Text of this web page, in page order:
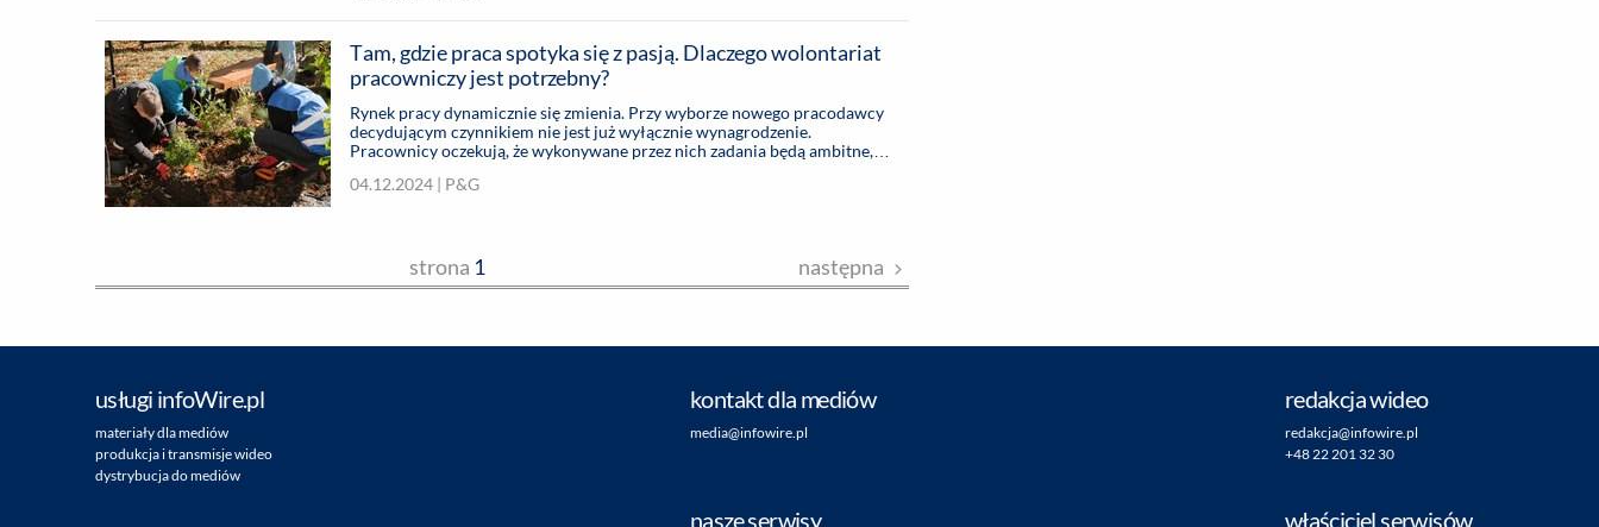
Pampers na świecie poznają najnowsze technologie. To także nowoczesne
Tam, gdzie praca spotyka się z pasją. Dlaczego wolontariat
pracowniczy jest potrzebny?
Rynek pracy dynamicznie się zmienia. Przy wyborze nowego pracodawcy
decydującym czynnikiem nie jest już wyłącznie wynagrodzenie.
Pracownicy oczekują, że wykonywane przez nich zadania będą ambitne,
potrzeby może stanowić wolontariat pracowniczy. Jedną z firm, które
04.12.2024 | P&G
strona 1 następna
usługi infoWire.pl
materiały dla mediów
produkcja i transmisje wideo
dystrybucja do mediów
kontakt dla mediów
media@infowire.pl
redakcja wideo
redakcja@infowire.pl
+48 22 201 32 30
nasze serwisy właściciel serwisów